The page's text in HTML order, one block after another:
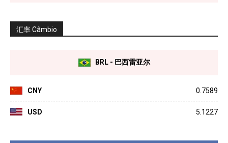
汇率 Câmbio
BRL - 巴西雷亚尔
CNY 0.7589
USD 5.1227